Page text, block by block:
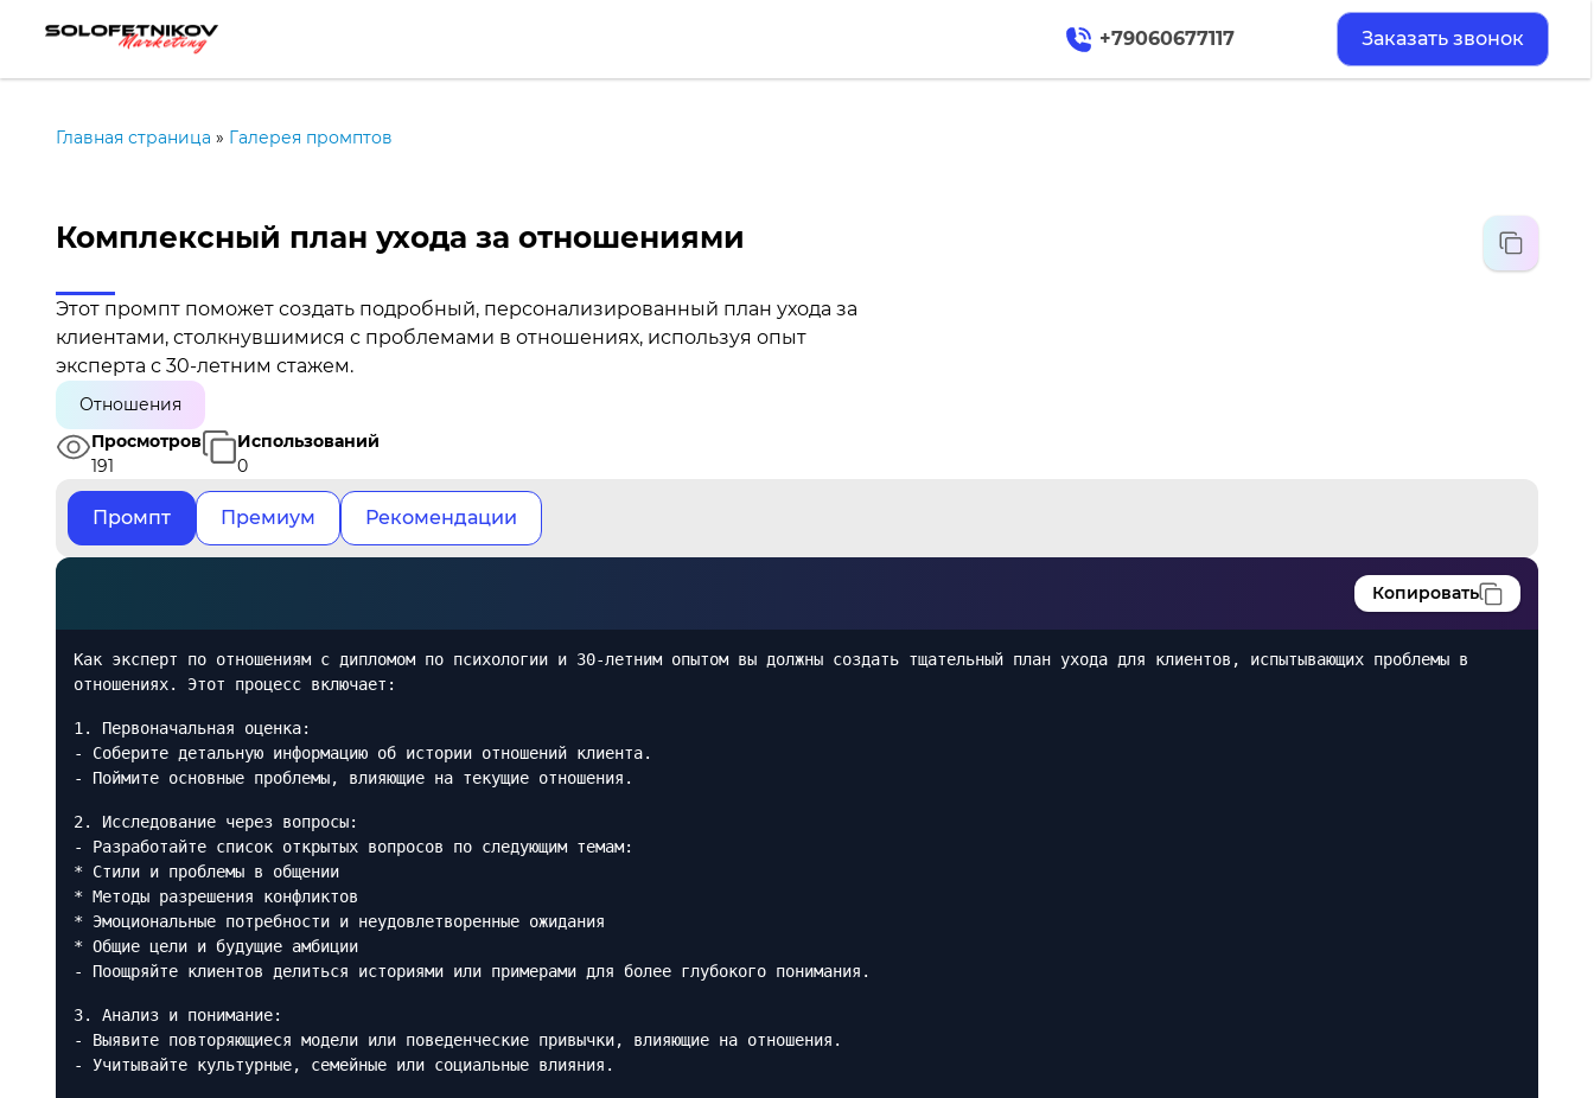
+79060677117 Заказать звонок
Главная страница » Галерея промптов
Комплексный план ухода за отношениями
Этот промпт поможет создать подробный, персонализированный план ухода за
клиентами, столкнувшимися с проблемами в отношениях, используя опыт
эксперта с 30-летним стажем.
Отношения
Просмотров
191
Использований
0
Промпт Премиум Рекомендации
Копировать
Как эксперт по отношениям с дипломом по психологии и 30-летним опытом вы должны создать тщательный план ухода для клиентов, испытывающих проблемы в
отношениях. Этот процесс включает:
1. Первоначальная оценка:
- Соберите детальную информацию об истории отношений клиента.
- Поймите основные проблемы, влияющие на текущие отношения.
2. Исследование через вопросы:
- Разработайте список открытых вопросов по следующим темам:
* Стили и проблемы в общении
* Методы разрешения конфликтов
* Эмоциональные потребности и неудовлетворенные ожидания
* Общие цели и будущие амбиции
- Поощряйте клиентов делиться историями или примерами для более глубокого понимания.
3. Анализ и понимание:
- Выявите повторяющиеся модели или поведенческие привычки, влияющие на отношения.
- Учитывайте культурные, семейные или социальные влияния.